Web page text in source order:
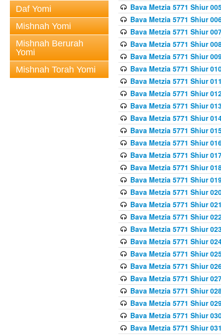
Daf Yomi
Mishnah Yomi
Mishnah Berurah
Yomi
Mishnah Torah Yomi
Bava Metzia 5771 Shiur
Bava Metzia 5771 Shiur
Bava Metzia 5771 Shiur
Bava Metzia 5771 Shiur
Bava Metzia 5771 Shiur
Bava Metzia 5771 Shiur
Bava Metzia 5771 Shiur
Bava Metzia 5771 Shiur
Bava Metzia 5771 Shiur
Bava Metzia 5771 Shiur
Bava Metzia 5771 Shiur
Bava Metzia 5771 Shiur
Bava Metzia 5771 Shiur
Bava Metzia 5771 Shiur
Bava Metzia 5771 Shiur
Bava Metzia 5771 Shiur
Bava Metzia 5771 Shiur
Bava Metzia 5771 Shiur
Bava Metzia 5771 Shiur
Bava Metzia 5771 Shiur
Bava Metzia 5771 Shiur
Bava Metzia 5771 Shiur
Bava Metzia 5771 Shiur
Bava Metzia 5771 Shiur
Bava Metzia 5771 Shiur
Bava Metzia 5771 Shiur
Bava Metzia 5771 Shiur